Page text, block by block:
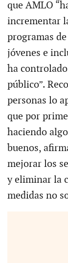
que AMLO
incrementar
programas
jóvenes e
ha
público”.
personas lo
que por
haciendo
buenos,
mejorar los
y eliminar la
medidas no